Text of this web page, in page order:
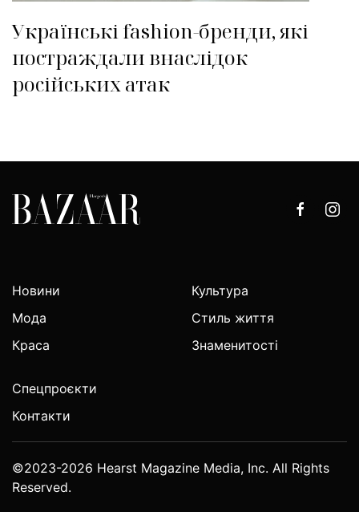
Українські fashion-бренди, які
постраждали внаслідок
російських атак
Новини
Мода
Краса
Культура
Стиль життя
Знаменитості
Спецпроєкти
Контакти
©2023-2026 Hearst Magazine Media, Inc. All Rights
Reserved.